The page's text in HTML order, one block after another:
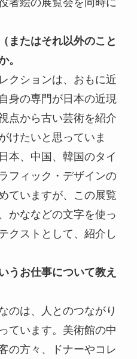
者絵の展覧会を同時に
またはそれ以外のこと
。
クションは、おもに近
身の専門が日本の近現
点から古い芸術を紹介
けたいと思っていま
本、中国、韓国のタイ
フィック・デザインの
ていますが、この展覧
かななどの文字を使っ
クストとして、紹介し
うお仕事について教え
のは、人とのつながり
ています。美術館の中
の方々、ドナーやコレ